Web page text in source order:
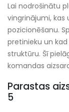
Lai nodrošinātu
vingrinājumi, kas
pozicionēšanu.
pretinieku un
struktūru. Šī
komandas
Parastas
5